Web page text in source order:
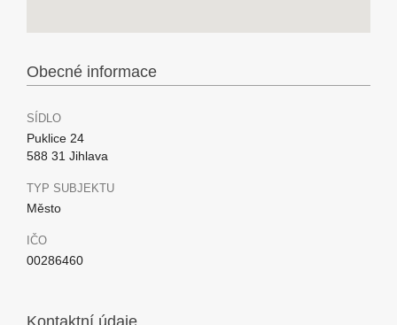
Obecné informace
SÍDLO
Puklice 24
588 31 Jihlava
TYP SUBJEKTU
Město
IČO
00286460
Kontaktní údaje